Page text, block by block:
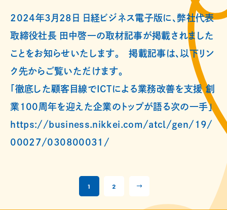
2024年3月28日 日経ビジネス電子版に、弊社代表
取締役社長 田中啓一の取材記事が掲載されました
ことをお知らせいたします。 掲載記事は、以下リン
ク先からご覧いただけます。
「徹底した顧客目線でICTによる業務改善を支援 創
業100周年を迎えた企業のトップが語る次の一手」
https://business.nikkei.com/atcl/gen/19/
00027/030800031/
1 2 →